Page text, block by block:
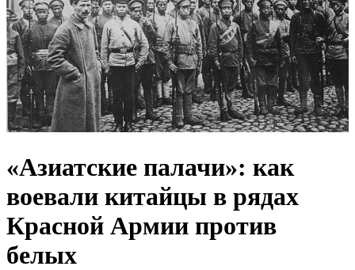
«Азиатские палачи»: как
воевали китайцы в рядах
Красной Армии против
белых